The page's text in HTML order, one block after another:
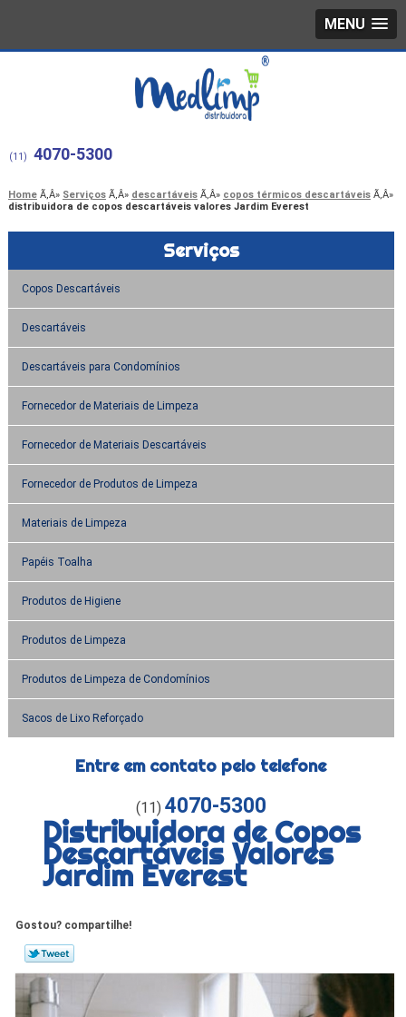
MENU
(11) 4070-5300
Home Serviços descartáveis
copos térmicos descartáveis
distribuidora de copos descartáveis valores Jardim Everest
Serviços
Copos Descartáveis
Descartáveis
Descartáveis para Condomínios
Fornecedor de Materiais de Limpeza
Fornecedor de Materiais Descartáveis
Fornecedor de Produtos de Limpeza
Materiais de Limpeza
Papéis Toalha
Produtos de Higiene
Produtos de Limpeza
Produtos de Limpeza de Condomínios
Sacos de Lixo Reforçado
Entre em contato pelo telefone
(11) 4070-5300
Distribuidora de Copos
Descartáveis Valores
Jardim Everest
Gostou? compartilhe!